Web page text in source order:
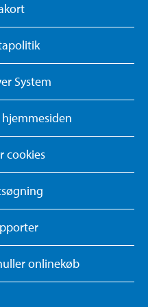
System
cookies
onlinekøb